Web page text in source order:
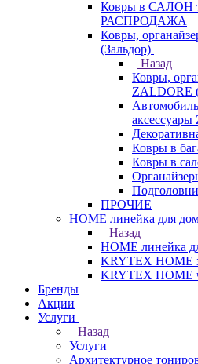
Ковры в САЛОН
РАСПРОДАЖА
Ковры,
(Зальдор)
Назад
Ковры,
ZALDORE
Ковры в
Ковры в
ПРОЧИЕ
HOME линейка для
Назад
HOME линейка
KRYTEX HOME
KRYTEX HOME
Бренды
Акции
Услуги
Назад
Услуги
Архитектурное